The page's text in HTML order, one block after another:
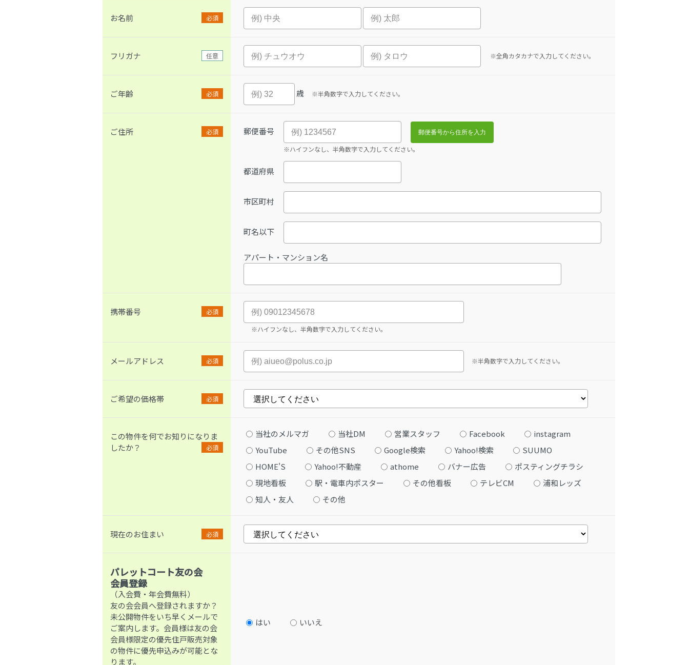
お名前 必須
フリガナ 任意 ※全角カタカナで入力してください。
ご年齢 必須 歳 ※半角数字で入力してください。
ご住所 必須 郵便番号
※ハイフンなし、半角数字で入力してください。
都道府県
市区町村
町名以下
アパート・マンション名
携帯番号
必須
※ハイフンなし、半角数字で入力してください。
メールアドレス 必須 ※半角数字で入力してください。
ご希望の価格帯 必須
この物件を何でお知りになりま
したか？
必須
当社のメルマガ 当社DM 営業スタッフ Facebook
instagram
YouTube
その他SNS Google検索 Yahoo!検索
SUUMO
HOME'S
Yahoo!不動産 athome バナー広告
ポスティングチラシ
現地看板
駅・電車内ポスター その他看板 テレビCM
浦和レッズ
知人・友人
その他
現在のお住まい 必須
パレットコート友の会
会員登録
（入会費・年会費無料）
友の会会員へ登録されますか？
未公開物件をいち早くメールで
ご案内します。会員様は友の会
会員様限定の優先住戸販売対象
の物件に優先申込みが可能とな
ります。
はい いいえ